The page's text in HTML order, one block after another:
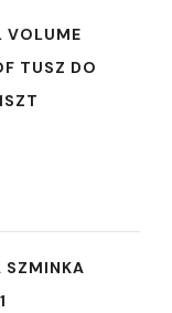
VOLUME
TUSZ DO
SZMINKA